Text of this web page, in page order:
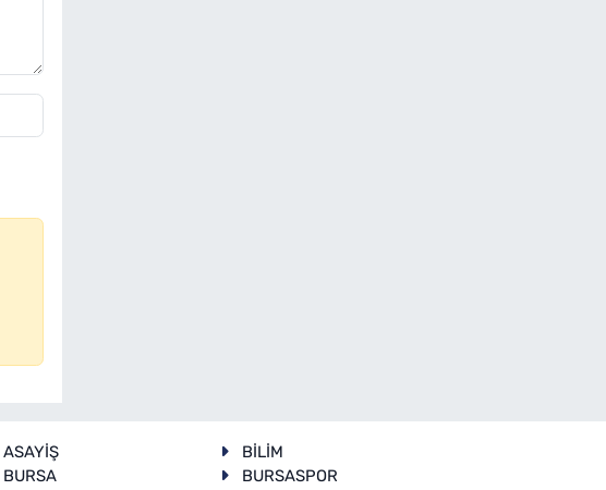
ASAYİŞ
BİLİM
BURSA
BURSASPOR